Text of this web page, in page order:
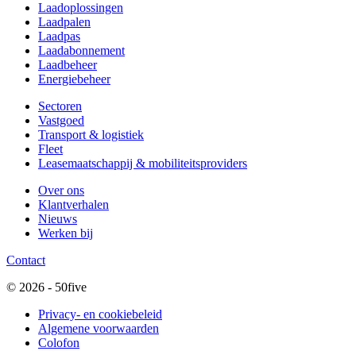
Laadoplossingen
Laadpalen
Laadpas
Laadabonnement
Laadbeheer
Energiebeheer
Sectoren
Vastgoed
Transport & logistiek
Fleet
Leasemaatschappij & mobiliteitsproviders
Over ons
Klantverhalen
Nieuws
Werken bij
Contact
© 2026 - 50five
Privacy- en cookiebeleid
Algemene voorwaarden
Colofon